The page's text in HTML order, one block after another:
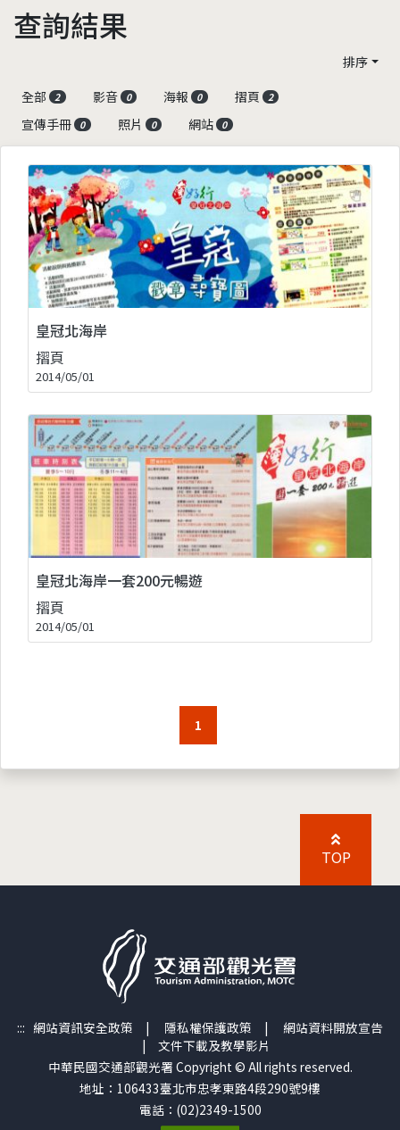
查詢結果
排序
全部
2 影音 0 海報 0 摺頁 2
宣傳手冊 0 照片 0 網站 0
皇冠北海岸
摺頁
2014/05/01
皇冠北海岸一套200元暢遊
摺頁
2014/05/01
1
TOP
::: 網站資訊安全政策 | 隱私權保護政策 | 網站資料開放宣告
| 文件下載及教學影片
中華民國交通部觀光署 Copyright © All rights reserved.
地址：106433臺北市忠孝東路4段290號9樓
電話：(02)2349-1500